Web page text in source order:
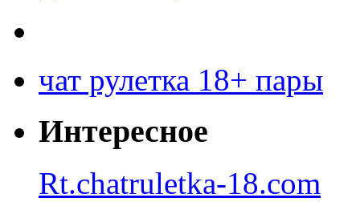
чат рулетка 18+ пары
Интересное
Rt.chatruletka-18.com